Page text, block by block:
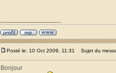
Posté le: 10 Oct 2009, 11:31 Sujet du
Bonjour